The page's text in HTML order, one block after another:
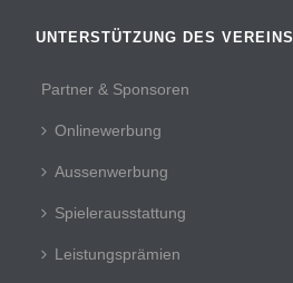
UNTERSTÜTZUNG DES VEREINS
Partner & Sponsoren
Onlinewerbung
Aussenwerbung
Spielerausstattung
Leistungsprämien